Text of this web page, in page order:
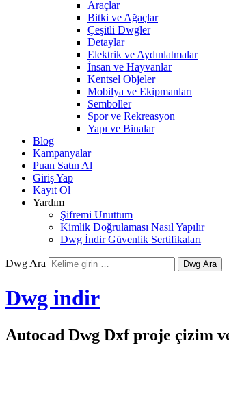
Araçlar
Bitki ve Ağaçlar
Çeşitli Dwgler
Detaylar
Elektrik ve Aydınlatmalar
İnsan ve Hayvanlar
Kentsel Objeler
Mobilya ve Ekipmanları
Semboller
Spor ve Rekreasyon
Yapı ve Binalar
Blog
Kampanyalar
Puan Satın Al
Giriş Yap
Kayıt Ol
Yardım
Şifremi Unuttum
Kimlik Doğrulaması Nasıl Yapılır
Dwg İndir Güvenlik Sertifikaları
Dwg Ara
Dwg indir
Autocad Dwg Dxf proje çizim